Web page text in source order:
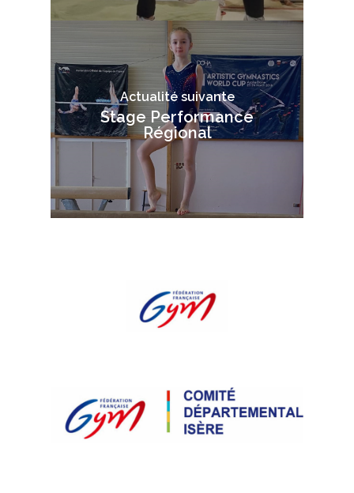
Actualité suivante
Stage Performance
Régional